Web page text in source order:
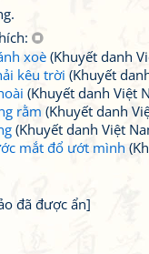
xoè (Khuyết danh
kêu trời (Khuyết
(Khuyết danh Việt
rằm (Khuyết danh
(Khuyết danh Việt
mắt đổ ướt mình
đã được ẩn]